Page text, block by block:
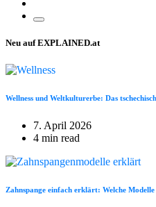
Neu auf EXPLAINED.at
Wellness und Weltkulturerbe: Das
7. April 2026
4 min read
Zahnspange einfach erklärt: Welche Modelle